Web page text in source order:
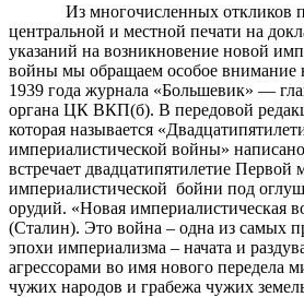
Из многочисленных откликов
центральной и местной печати на
указаний на возникновение новой
войны мы обращаем особое внимание
1939 года журнала «Большевик» —
органа ЦК ВКП(б). В передовой
которая называется
империалистической войны»
встречает двадцатипятилетие Первой
империалистической бойни под
орудий. «Новая империалистическая
(Сталин). Это война – одна из самых
эпохи империализма – начата и
агрессорами во имя нового передела
чужих народов и грабежа чужих